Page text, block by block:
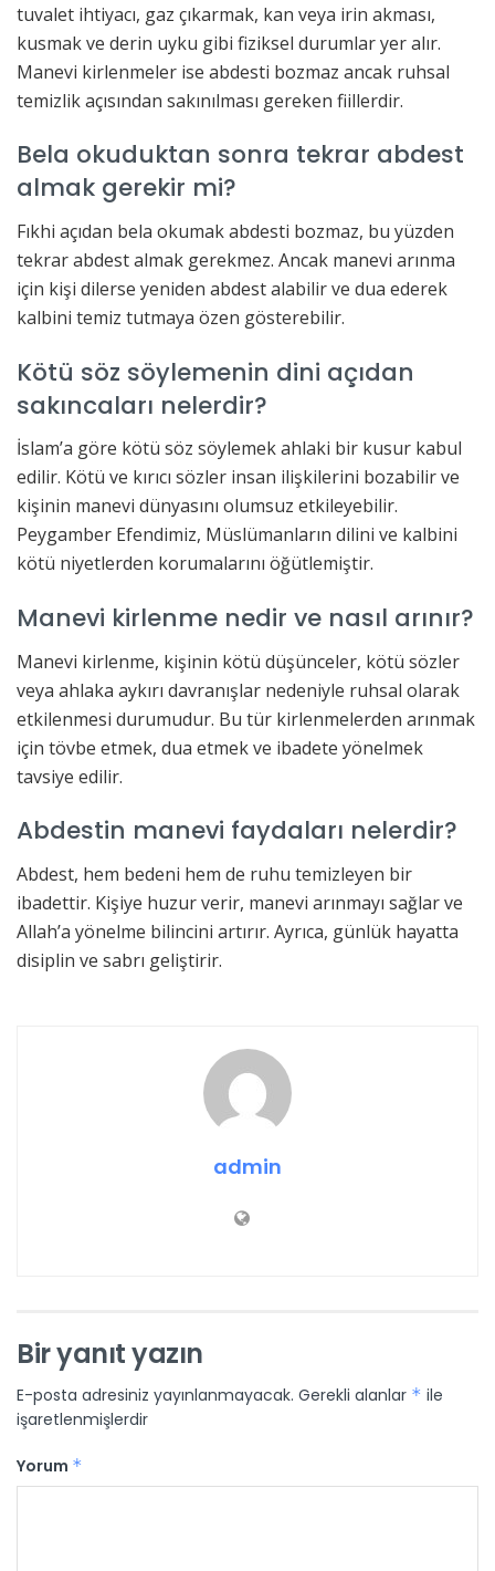
tuvalet ihtiyacı, gaz çıkarmak, kan veya irin akması,
kusmak ve derin uyku gibi fiziksel durumlar yer alır.
Manevi kirlenmeler ise abdesti bozmaz ancak ruhsal
temizlik açısından sakınılması gereken fiillerdir.
Bela okuduktan sonra tekrar abdest
almak gerekir mi?
Fıkhi açıdan bela okumak abdesti bozmaz, bu yüzden
tekrar abdest almak gerekmez. Ancak manevi arınma
için kişi dilerse yeniden abdest alabilir ve dua ederek
kalbini temiz tutmaya özen gösterebilir.
Kötü söz söylemenin dini açıdan
sakıncaları nelerdir?
İslam’a göre kötü söz söylemek ahlaki bir kusur kabul
edilir. Kötü ve kırıcı sözler insan ilişkilerini bozabilir ve
kişinin manevi dünyasını olumsuz etkileyebilir.
Peygamber Efendimiz, Müslümanların dilini ve kalbini
kötü niyetlerden korumalarını öğütlemiştir.
Manevi kirlenme nedir ve nasıl arınır?
Manevi kirlenme, kişinin kötü düşünceler, kötü sözler
veya ahlaka aykırı davranışlar nedeniyle ruhsal olarak
etkilenmesi durumudur. Bu tür kirlenmelerden arınmak
için tövbe etmek, dua etmek ve ibadete yönelmek
tavsiye edilir.
Abdestin manevi faydaları nelerdir?
Abdest, hem bedeni hem de ruhu temizleyen bir
ibadettir. Kişiye huzur verir, manevi arınmayı sağlar ve
Allah’a yönelme bilincini artırır. Ayrıca, günlük hayatta
disiplin ve sabrı geliştirir.
admin
Bir yanıt yazın
E-posta adresiniz yayınlanmayacak. Gerekli alanlar * ile
işaretlenmişlerdir
Yorum *